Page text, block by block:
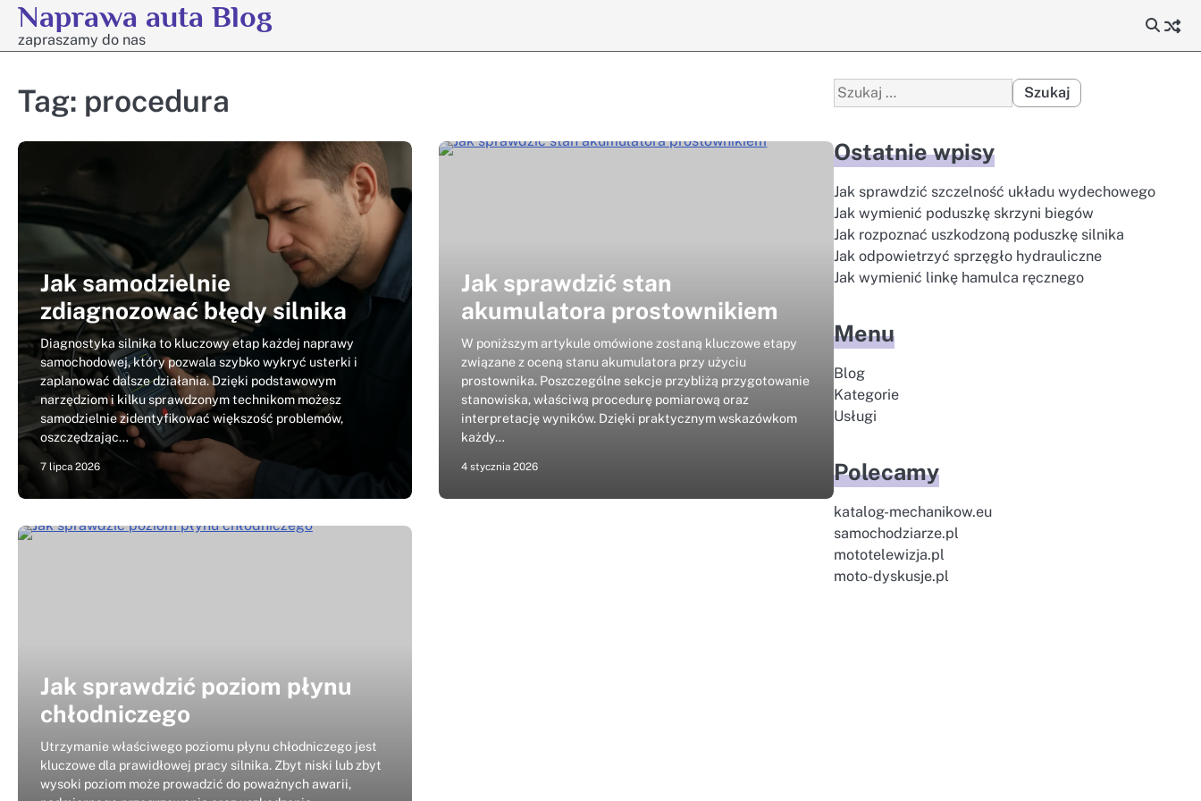
Skip
content
Naprawa auta Blog
zapraszamy do nas
Tag: procedura
Jak samodzielnie
zdiagnozować błędy silnika
Diagnostyka silnika to kluczowy etap każdej naprawy
samochodowej, który pozwala szybko wykryć usterki i
zaplanować dalsze działania. Dzięki podstawowym
narzędziom i kilku sprawdzonym technikom możesz
samodzielnie zidentyfikować większość problemów,
oszczędzając…
7 lipca 2026
Jak sprawdzić stan
akumulatora prostownikiem
W poniższym artykule omówione zostaną kluczowe etapy
związane z oceną stanu akumulatora przy użyciu
prostownika. Poszczególne sekcje przybliżą przygotowanie
stanowiska, właściwą procedurę pomiarową oraz
interpretację wyników. Dzięki praktycznym wskazówkom
każdy…
4 stycznia 2026
Jak sprawdzić poziom płynu
chłodniczego
Utrzymanie właściwego poziomu płynu chłodniczego jest
kluczowe dla prawidłowej pracy silnika. Zbyt niski lub zbyt
wysoki poziom może prowadzić do poważnych awarii,
Szukaj:
Ostatnie wpisy
Jak sprawdzić szczelność układu wydechowego
Jak wymienić poduszkę skrzyni biegów
Jak rozpoznać uszkodzoną poduszkę silnika
Jak odpowietrzyć sprzęgło hydrauliczne
Jak wymienić linkę hamulca ręcznego
Menu
Blog
Kategorie
Usługi
Polecamy
katalog-mechanikow.eu
samochodziarze.pl
mototelewizja.pl
moto-dyskusje.pl